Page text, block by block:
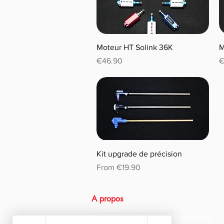
Moteur HT Solink 36K
Price
€46.90
Kit upgrade de précision
From €19.90
Sale Price
A propos
Méthodes de livraison et délai de préparation